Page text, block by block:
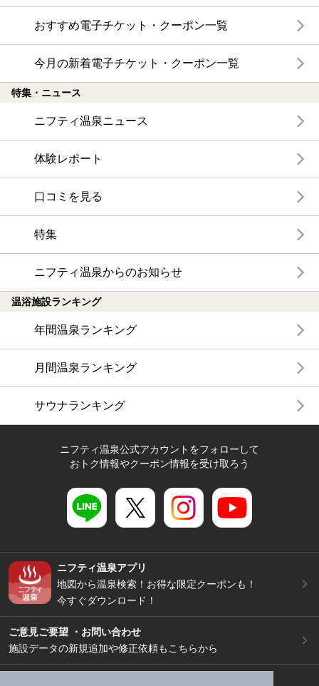
おすすめ電子チケット・クーポン一覧
今月の新着電子チケット・クーポン一覧
特集・ニュース
ニフティ温泉ニュース
体験レポート
口コミを見る
特集
ニフティ温泉からのお知らせ
温浴施設ランキング
年間温泉ランキング
月間温泉ランキング
サウナランキング
ニフティ温泉公式アカウントをフォローして
おトク情報やクーポン情報を受け取ろう
ニフティ温泉アプリ
地図から温泉検索！お得な限定クーポンも！
今すぐダウンロード！
ご意見ご要望 ・お問い合わせ
施設データの新規追加や修正依頼もこちらから